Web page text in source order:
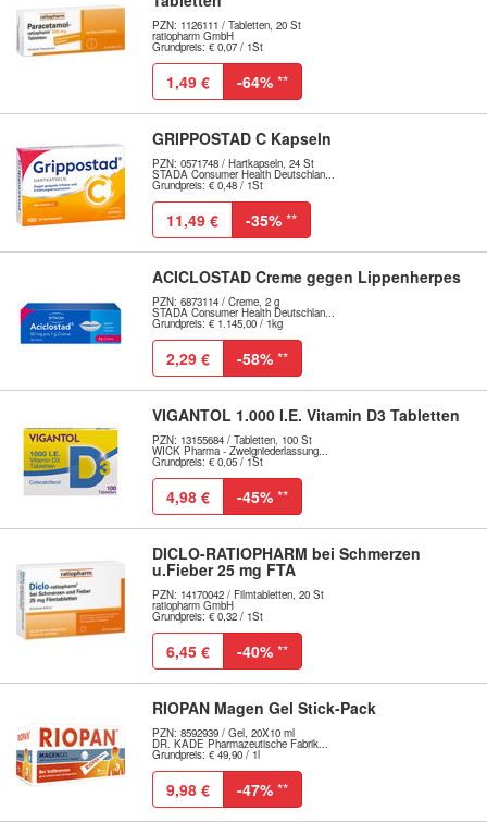
PZN: 1126111 / Tabletten, 20 St
ratiopharm GmbH
Grundpreis: € 0,07 / 1St
1,49 € -64% **
GRIPPOSTAD C Kapseln
PZN: 0571748 / Hartkapseln, 24 St
STADA Consumer Health Deutschlan...
Grundpreis: € 0,48 / 1St
11,49 € -35% **
ACICLOSTAD Creme gegen Lippenherpes
PZN: 6873114 / Creme, 2 g
STADA Consumer Health Deutschlan...
Grundpreis: € 1.145,00 / 1kg
2,29 € -58% **
VIGANTOL 1.000 I.E. Vitamin D3 Tabletten
PZN: 13155684 / Tabletten, 100 St
WICK Pharma - Zweigniederlassung...
Grundpreis: € 0,05 / 1St
4,98 € -45% **
DICLO-RATIOPHARM bei Schmerzen
u.Fieber 25 mg FTA
PZN: 14170042 / Filmtabletten, 20 St
ratiopharm GmbH
Grundpreis: € 0,32 / 1St
6,45 € -40% **
RIOPAN Magen Gel Stick-Pack
PZN: 8592939 / Gel, 20X10 ml
DR. KADE Pharmazeutische Fabrik...
Grundpreis: € 49,90 / 1l
9,98 € -47% **